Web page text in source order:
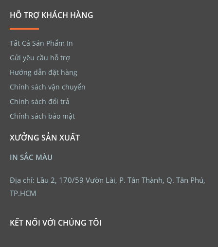
HỖ TRỢ KHÁCH HÀNG
Tất Cả Sản Phẩm In
Gửi yêu cầu hỗ trợ
Hướng dẫn đặt hàng
Chính sách vận chuyển
Chính sách đổi trả
Chính sách bảo mật
XƯỞNG SẢN XUẤT
IN SẮC MÀU
Địa chỉ: Lầu 2, 170/59 Vườn Lài, P. Tân Thành, Q. Tân Phú,
TP.HCM
KẾT NỐI VỚI CHÚNG TÔI